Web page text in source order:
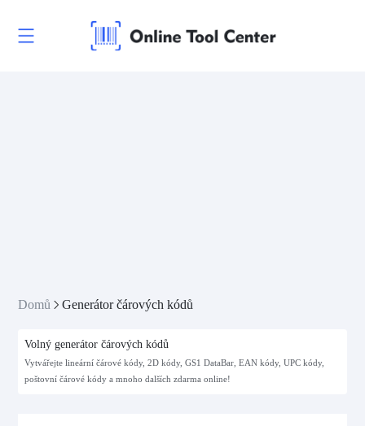
Domů Generátor čárových kódů
Volný generátor čárových kódů
Vytvářejte lineární čárové kódy, 2D kódy, GS1 DataBar, EAN kódy, UPC kódy,
poštovní čárové kódy a mnoho dalších zdarma online!